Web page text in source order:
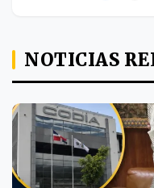
NOTICIAS